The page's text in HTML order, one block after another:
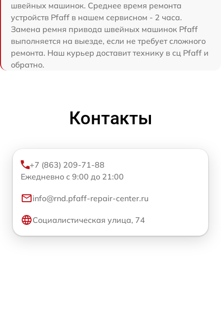
швейных машинок. Среднее время ремонта
устройств Pfaff в нашем сервисном - 2 часа.
Замена ремня привода швейных машинок Pfaff
выполняется на выезде, если не требует сложного
ремонта. Наш курьер доставит технику в сц Pfaff и
обратно.
Контакты
+7 (863) 209-71-88
Ежедневно с 9:00 до 21:00
info@rnd.pfaff-repair-center.ru
Социалистическая улица, 74